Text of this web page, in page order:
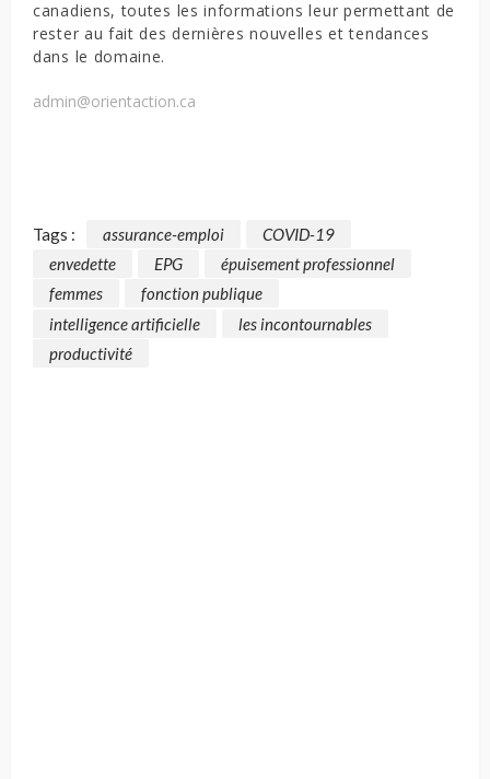
canadiens, toutes les informations leur permettant de
rester au fait des dernières nouvelles et tendances
dans le domaine.
admin@orientaction.ca
Tags : assurance-emploi
COVID-19
envedette
EPG
épuisement professionnel
femmes
fonction publique
intelligence artificielle
les incontournables
productivité